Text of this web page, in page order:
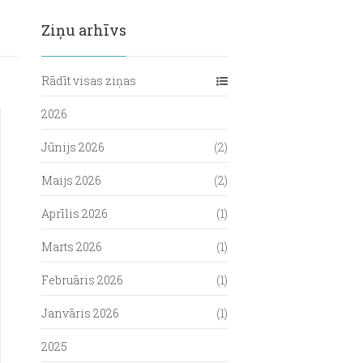
Ziņu arhīvs
Rādīt visas ziņas
2026
Jūnijs 2026 (2)
Maijs 2026 (2)
Aprīlis 2026 (1)
Marts 2026 (1)
Februāris 2026 (1)
Janvāris 2026 (1)
2025